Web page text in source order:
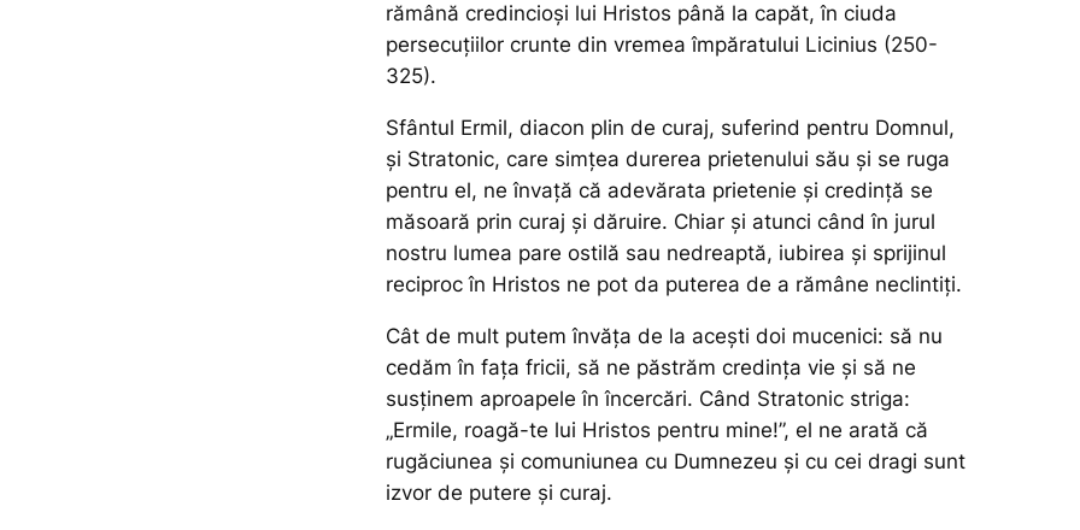
rămână credincioși lui Hristos până la capăt, în ciuda
persecuțiilor crunte din vremea împăratului Licinius (250-
325).
Sfântul Ermil, diacon plin de curaj, suferind pentru Domnul,
și Stratonic, care simțea durerea prietenului său și se ruga
pentru el, ne învață că adevărata prietenie și credință se
măsoară prin curaj și dăruire. Chiar și atunci când în jurul
nostru lumea pare ostilă sau nedreaptă, iubirea și sprijinul
reciproc în Hristos ne pot da puterea de a rămâne neclintiți.
Cât de mult putem învăța de la acești doi mucenici: să nu
cedăm în fața fricii, să ne păstrăm credința vie și să ne
susținem aproapele în încercări. Când Stratonic striga:
„Ermile, roagă-te lui Hristos pentru mine!”, el ne arată că
rugăciunea și comuniunea cu Dumnezeu și cu cei dragi sunt
izvor de putere și curaj.